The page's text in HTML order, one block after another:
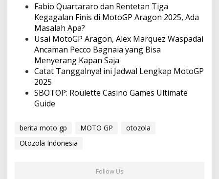
Fabio Quartararo dan Rentetan Tiga
Kegagalan Finis di MotoGP Aragon 2025, Ada
Masalah Apa?
Usai MotoGP Aragon, Alex Marquez Waspadai
Ancaman Pecco Bagnaia yang Bisa
Menyerang Kapan Saja
Catat Tanggalnya! ini Jadwal Lengkap MotoGP
2025
SBOTOP: Roulette Casino Games Ultimate
Guide
berita moto gp MOTO GP
otozola
Otozola Indonesia
Follow Us